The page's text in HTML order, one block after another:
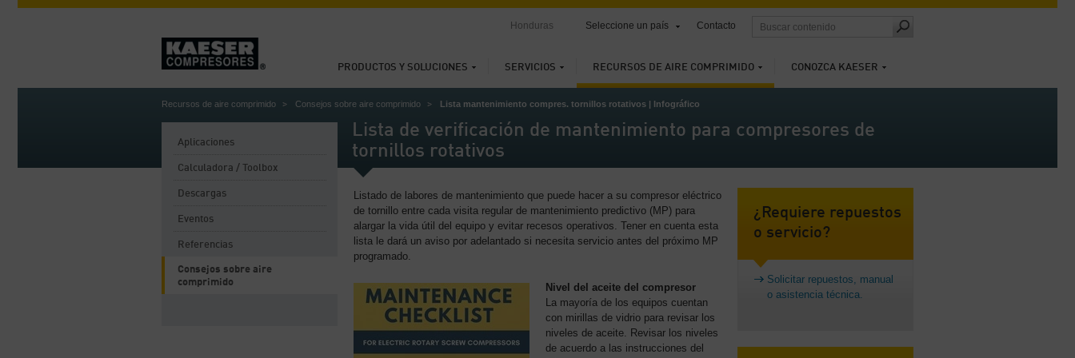
PRODUCTOS Y SOLUCIONES SERVICIOS RECURSOS DE AIRE COMPRIMIDO CONOZCA KAESER
Honduras Seleccione un país Contacto
Recursos de aire comprimido Consejos sobre aire comprimido Lista mantenimiento compres. tornillos rotativos | Infográfico
Lista de verificación de mantenimiento para compresores de
tornillos rotativos
Aplicaciones
Calculadora / Toolbox
Descargas
Eventos
Referencias
Consejos sobre aire
comprimido
Listado de labores de mantenimiento que puede hacer a su compresor eléctrico
de tornillo entre cada visita regular de mantenimiento predictivo (MP) para
alargar la vida útil del equipo y evitar recesos operativos. Tener en cuenta esta
lista le dará un aviso por adelantado si necesita servicio antes del próximo MP
programado.
Nivel del aceite del compresor
La mayoría de los equipos cuentan
con mirillas de vidrio para revisar los
niveles de aceite. Revisar los niveles
de acuerdo a las instrucciones del
¿Requiere repuestos
o servicio?
Solicitar repuestos, manual
o asistencia técnica.